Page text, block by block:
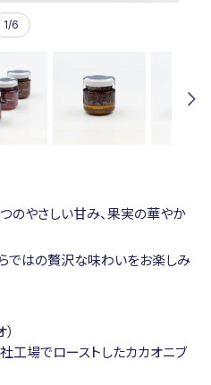
1/6
のやさしい甘み、果実の華やか
ではの贅沢な味わいをお楽しみ
工場でローストしたカカオニブ